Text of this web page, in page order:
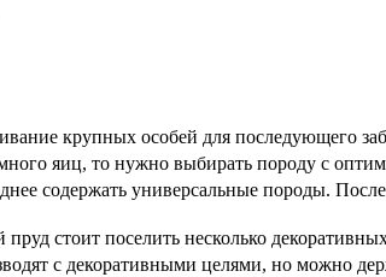
крупных особей для последующего
яиц, то нужно выбирать породу с
содержать универсальные породы.
стоит поселить несколько
с декоративными целями, но можно